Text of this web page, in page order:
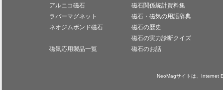
アルニコ磁石
ラバーマグネット
ネオジムボンド磁石
磁気応用製品一覧
磁石関係統計資料集
磁石・磁気の用語辞典
磁石の歴史
磁石の実力診断クイズ
磁石のお話
NeoMagサイトは、Internet